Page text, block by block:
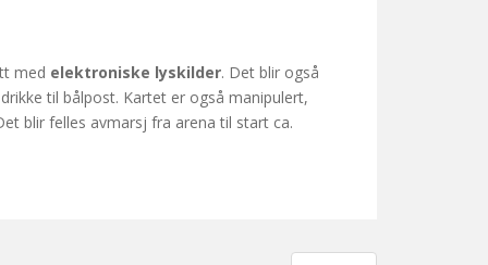
med elektroniske lyskilder. Det blir også
til bålpost. Kartet er også manipulert,
blir felles avmarsj fra arena til start ca.